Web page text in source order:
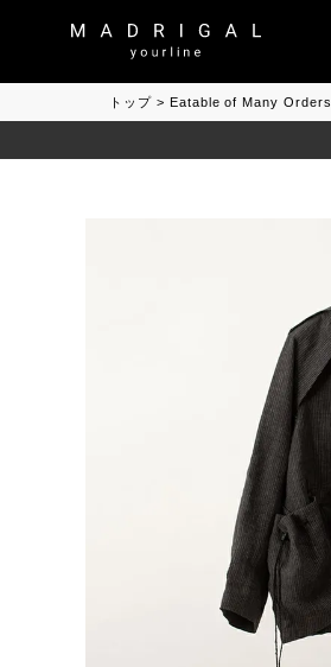
トップ Eatable of Many Orders